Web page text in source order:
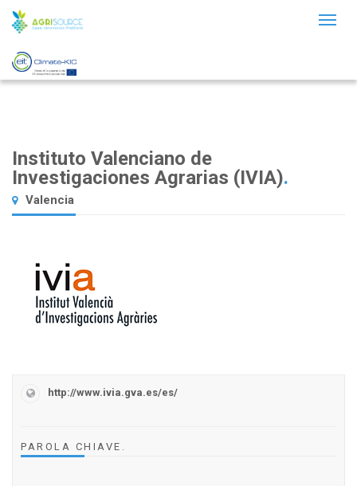
Instituto Valenciano de
Investigaciones Agrarias (IVIA).
Valencia
http://www.ivia.gva.es/es/
PAROLA CHIAVE .